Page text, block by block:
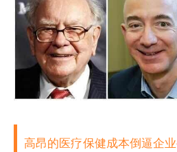
高昂的医疗保健成本倒逼企